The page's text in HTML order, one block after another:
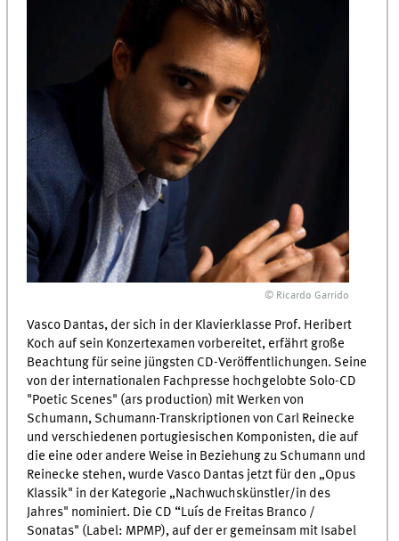
© Ricardo Garrido
Vasco Dantas, der sich in der Klavierklasse Prof. Heribert
Koch auf sein Konzertexamen vorbereitet, erfährt große
Beachtung für seine jüngsten CD-Veröffentlichungen. Seine
von der internationalen Fachpresse hochgelobte Solo-CD
"Poetic Scenes" (ars production) mit Werken von
Schumann, Schumann-Transkriptionen von Carl Reinecke
und verschiedenen portugiesischen Komponisten, die auf
die eine oder andere Weise in Beziehung zu Schumann und
Reinecke stehen, wurde Vasco Dantas jetzt für den „Opus
Klassik" in der Kategorie „Nachwuchskünstler/in des
Jahres" nominiert. Die CD “Luís de Freitas Branco /
Sonatas" (Label: MPMP), auf der er gemeinsam mit Isabel